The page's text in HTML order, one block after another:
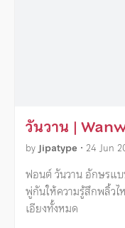
วันวาน |
byJipatype • 24 Jun
ฟอนต์ วันวาน อักษรแบ
พู่กันให้ความรู้สึกพลิ้วไ
เอียงทั้งหมด